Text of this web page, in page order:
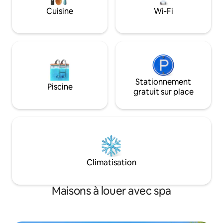
séjour reposant.
pour ne pas
vous recevoir.
Cuisine Wi-Fi
Piscine
Stationnement
gratuit sur place
Climatisation
Maisons à louer avec spa